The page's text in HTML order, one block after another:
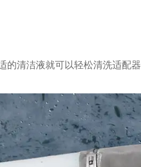
清洁液就可以轻松清洗适配器